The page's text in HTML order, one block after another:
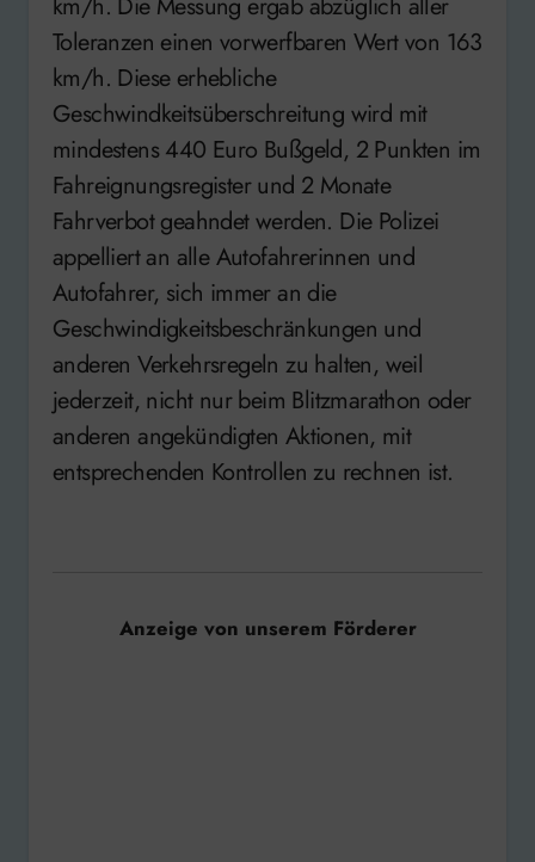
Toleranzen einen vorwerfbaren Wert von 163
km/h. Diese erhebliche
Geschwindkeitsüberschreitung wird mit
mindestens 440 Euro Bußgeld, 2 Punkten im
Fahreignungsregister und 2 Monate
Fahrverbot geahndet werden. Die Polizei
appelliert an alle Autofahrerinnen und
Autofahrer, sich immer an die
Geschwindigkeitsbeschränkungen und
anderen Verkehrsregeln zu halten, weil
jederzeit, nicht nur beim Blitzmarathon oder
anderen angekündigten Aktionen, mit
entsprechenden Kontrollen zu rechnen ist.
Anzeige von unserem Förderer